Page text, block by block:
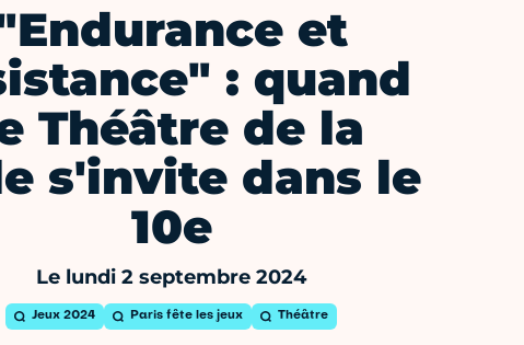
et
: quand
Théâtre de la
s'invite dans le
10e
Le lundi 2 septembre 2024
Jeux 2024 Paris fête les jeux Théâtre